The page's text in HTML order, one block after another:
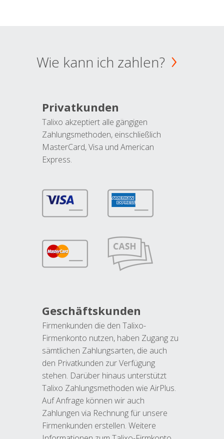
Wie kann ich zahlen?
Privatkunden
Talixo akzeptiert alle gängigen
Zahlungsmethoden, einschließlich
MasterCard, Visa und American
Express.
Geschäftskunden
Firmenkunden die den Talixo-
Firmenkonto nutzen, haben Zugang zu
sämtlichen Zahlungsarten, die auch
den Privatkunden zur Verfügung
stehen. Darüber hinaus unterstützt
Talixo Zahlungsmethoden wie AirPlus.
Auf Anfrage können wir auch
Zahlungen via Rechnung für unsere
Firmenkunden erstellen. Weitere